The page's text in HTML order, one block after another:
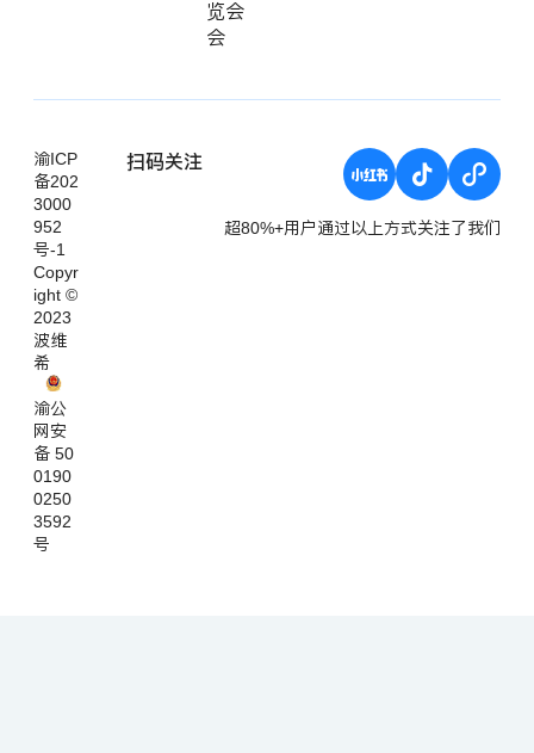
览
会
会
渝ICP
备202
3000
952
号-1
Copyr
ight ©
2023
波维
希
渝公
网安
备 50
0190
0250
3592
号
扫码关注
超80%+用户通过以上方式关注了我们